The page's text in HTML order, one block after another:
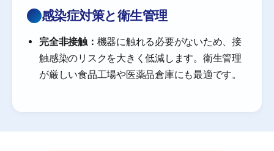
感染症対策と衛生管理
完全非接触： 機器に触れる必要がないため、接
触感染のリスクを大きく低減します。衛生管理
が厳しい食品工場や医薬品倉庫にも最適です。